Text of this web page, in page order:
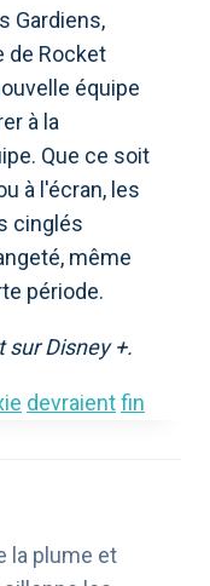
Gardiens,
de Rocket
équipe
à la
Que ce soit
à l'écran, les
cinglés
même
période.
Disney +.
devraientfin
la plume et